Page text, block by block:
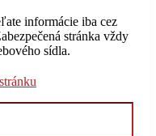
informácie iba cez
stránka vždy
sídla.